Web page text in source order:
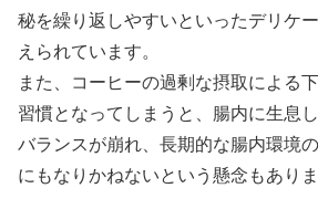
秘を繰り返しやすいといったデリケ
えられています。
また、コーヒーの過剰な摂取による
習慣となってしまうと、腸内に生息
バランスが崩れ、長期的な腸内環境
にもなりかねないという懸念もありま